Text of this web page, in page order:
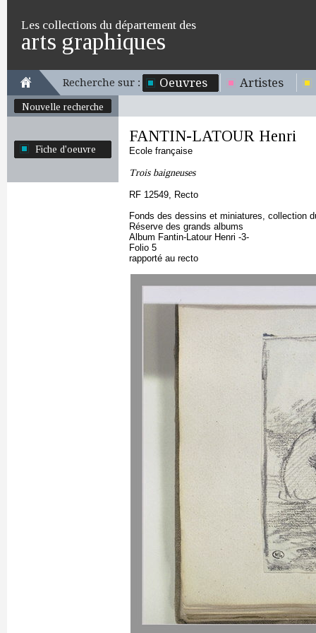
Les collections du département des
arts graphiques
Recherche sur : Oeuvres Artistes
Nouvelle recherche
Fiche d'oeuvre
FANTIN-LATOUR Henri
Ecole française
Trois baigneuses
RF 12549, Recto
Fonds des dessins et miniatures, collection
Réserve des grands albums
Album Fantin-Latour Henri -3-
Folio 5
rapporté au recto